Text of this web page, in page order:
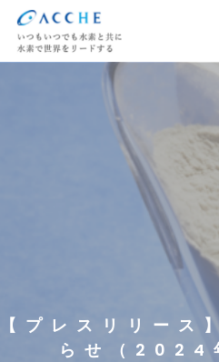
【プレスリリース
らせ（2024